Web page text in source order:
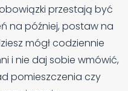
przestają być
na później, postaw na
mógł codziennie
i nie daj sobie wmówić,
pomieszczenia czy